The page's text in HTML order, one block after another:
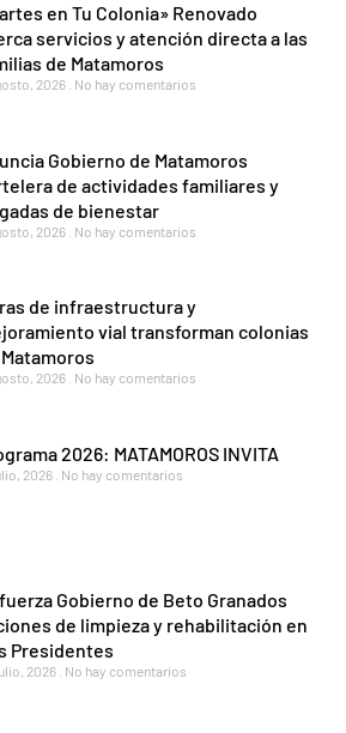
en Tu Colonia» Renovado
servicios y atención directa a las
de Matamoros
2026 No hay comentarios
Gobierno de Matamoros
de actividades familiares y
de bienestar
2026 No hay comentarios
de infraestructura y
vial transforman colonias
2026 No hay comentarios
2026: MATAMOROS INVITA
2026 No hay comentarios
Gobierno de Beto Granados
de limpieza y rehabilitación en
Presidentes
2026 No hay comentarios